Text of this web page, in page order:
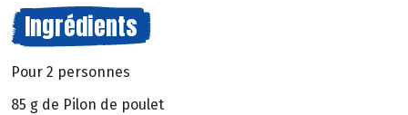
Ingrédients
Pour 2 personnes
85 g de Pilon de poulet